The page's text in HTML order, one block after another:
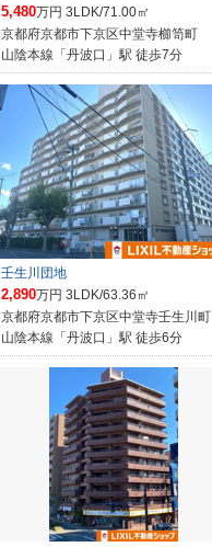
5,480万円 3LDK/71.00㎡
京都府京都市下京区中堂寺櫛笥町
山陰本線「丹波口」駅 徒歩7分
壬生川団地
2,890万円 3LDK/63.36㎡
京都府京都市下京区中堂寺壬生川町
山陰本線「丹波口」駅 徒歩6分